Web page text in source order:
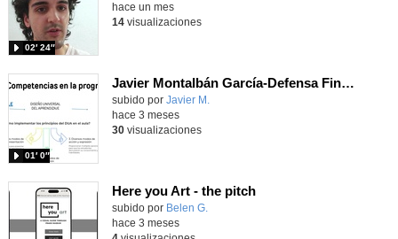
02′ 24″
hace un mes
14visualizaciones
Javier Montalbán García-Defensa Final Portafolio-CIDGrupo14
subido por Javier M.
01′ 0″
hace 3 meses
30visualizaciones
Here you Art - the pitch
Contenido educativo.
subido por Belen G.
hace 3 meses